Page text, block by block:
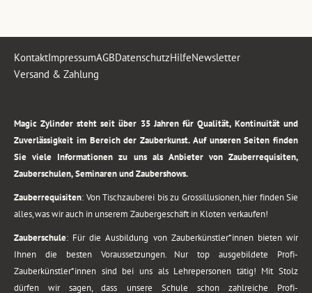
KontaktImpressumAGBDatenschutzHilfeNewsletter
Versand & Zahlung
Magic Zylinder steht seit über 35 Jahren für Qualität, Kontinuität und
Zuverlässigkeit im Bereich der Zauberkunst. Auf unseren Seiten finden
Sie viele Informationen zu uns als Anbieter von Zauberrequisiten,
Zauberschulen, Seminaren und Zaubershows.
Zauberrequisiten: Von Tischzauberei bis zu Grossillusionen, hier finden Sie
alles, was wir auch in unserem Zaubergeschäft in Kloten verkaufen!
Zauberschule: Für die Ausbildung von Zauberkünstler*innen bieten wir
Ihnen die besten Voraussetzungen. Nur top ausgebildete Profi-
Zauberkünstler*innen sind bei uns als Lehrepersonen tätig! Mit Stolz
dürfen wir sagen, dass unsere Schule schon zahlreiche Profi-